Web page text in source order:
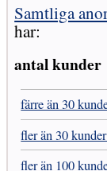
Samtliga
har:
antal kunder
färre än 30
fler än 30
fler än 100